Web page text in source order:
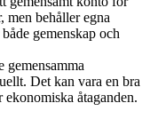
men behåller egna
gemenskap och
gemensamma
Det kan vara en bra
åtaganden.